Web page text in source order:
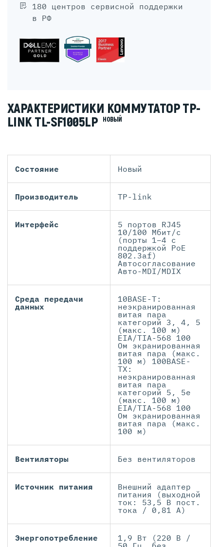
180 центров сервисной поддержки
в РФ
ХАРАКТЕРИСТИКИ КОММУТАТОР TP-
LINK TL-SF1005LP
НОВЫЙ
Состояние Новый
Производитель TP-link
Интерфейс
5 портов RJ45
10/100 Мбит/с
(порты 1–4 с
поддержкой PoE
802.3af)
Автосогласование
Авто-MDI/MDIX
Среда передачи
данных
10BASE-T:
неэкранированная
витая пара
категорий 3, 4, 5
(макс. 100 м)
EIA/TIA-568 100
Ом экранированная
витая пара (макс.
100 м) 100BASE-
TX:
неэкранированная
витая пара
категорий 5, 5e
(макс. 100 м)
EIA/TIA-568 100
Ом экранированная
витая пара (макс.
100 м)
Вентиляторы Без вентиляторов
Источник питания
Внешний адаптер
питания (выходной
ток: 53,5 В пост.
тока / 0,81 А)
Энергопотребление
1,9 Вт (220 В /